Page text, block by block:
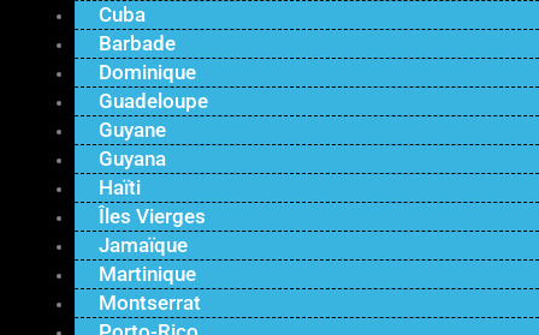
Cuba
Barbade
Dominique
Guadeloupe
Guyane
Guyana
Haïti
Îles Vierges
Jamaïque
Martinique
Montserrat